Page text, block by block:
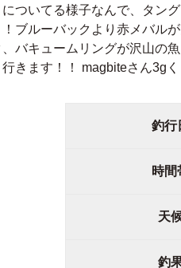
についてる様子なんで、タン
！ブルーバックより赤メバル
、バキュームリングが沢山の
きます！！ magbiteさん3g
釣行
時間
天
釣